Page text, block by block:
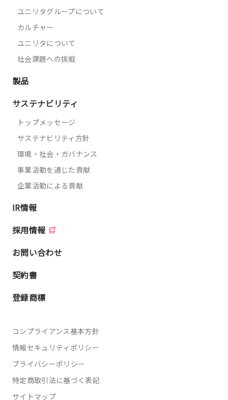
ユニリタグループについて
カルチャー
ユニリタについて
社会課題への挑戦
製品
サステナビリティ
トップメッセージ
サステナビリティ方針
環境・社会・ガバナンス
事業活動を通じた貢献
企業活動による貢献
IR情報
採用情報
お問い合わせ
契約書
登録商標
コンプライアンス基本方針
情報セキュリティポリシー
プライバシーポリシー
特定商取引法に基づく表記
サイトマップ